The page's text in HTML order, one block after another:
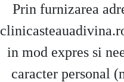
Prin furnizarea
in mod expres si
caracter personal